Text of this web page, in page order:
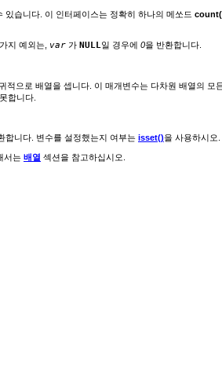
있습니다. 이 인터페이스는 정확히 하나의 메쏘드
지 예외는, var 가 NULL 일 경우에 0을 반환합니다.
적으로 배열을 셉니다. 이 매개변수는 다차원 배열의 모
합니다.
합니다. 변수를 설정했는지 여부는 isset()을 사용하시오.
서는 배열 섹션을 참고하십시오.